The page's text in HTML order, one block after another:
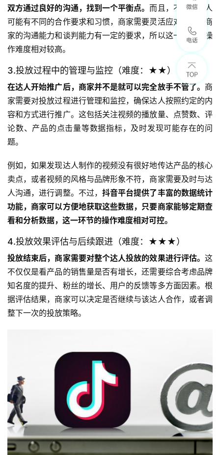
双方通过良好的沟通，找到一个平衡点。而且，不同的达人
可能有不同的合作要求和习惯，商家需要灵活应对，这对商
家的沟通能力和谈判能力有一定的要求，所以这一环节的操
作难度相对较高。
3.投放过程中的管理与监控（难度：★★）
在达人开始推广后，商家并不是就可以完全放手不管了。 商
家需要对投放过程进行管理和监控，确保达人按照约定的内
容和方式进行推广。这包括关注视频的播放量、点赞数、评
论数、产品的点击量等数据指标，及时发现可能存在的问
题。
例如，如果发现达人制作的视频没有很好地传达产品的核心
卖点，或者视频的风格与品牌形象不符，商家需要及时与达
人沟通，进行调整。不过， 抖音平台提供了丰富的数据统计
功能，商家可以方便地获取这些数据，只要商家能够定期查
看和分析数据，这一环节的操作难度相对可控。
4.投放效果评估与后续跟进（难度：★★★）
投放结束后，商家需要对整个达人投放的效果进行评估。 这
不仅仅是看产品的销售量是否有增长，还需要综合考虑品牌
知名度的提升、粉丝的增长、用户的反馈等多方面因素。根
据评估结果，商家可以决定是否继续与该达人合作，或者调
整下一次的投放策略。